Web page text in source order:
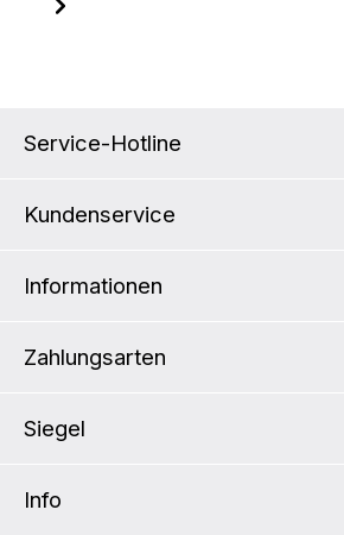
Service-Hotline
Kundenservice
Informationen
Zahlungsarten
Siegel
Info